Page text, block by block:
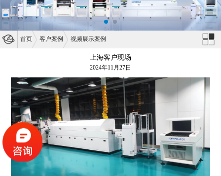
首页 客户案例 视频展示案例
上海客户现场
2024年11月27日